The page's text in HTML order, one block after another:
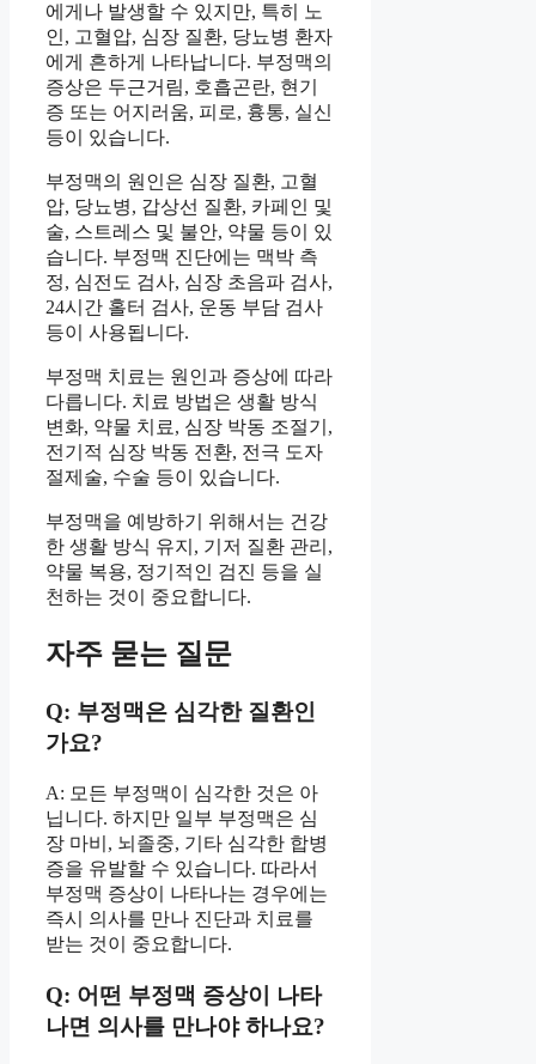
에게나 발생할 수 있지만, 특히 노
인, 고혈압, 심장 질환, 당뇨병 환자
에게 흔하게 나타납니다. 부정맥의
증상은 두근거림, 호흡곤란, 현기
증 또는 어지러움, 피로, 흉통, 실신
등이 있습니다.
부정맥의 원인은 심장 질환, 고혈
압, 당뇨병, 갑상선 질환, 카페인 및
술, 스트레스 및 불안, 약물 등이 있
습니다. 부정맥 진단에는 맥박 측
정, 심전도 검사, 심장 초음파 검사,
24시간 홀터 검사, 운동 부담 검사
등이 사용됩니다.
부정맥 치료는 원인과 증상에 따라
다릅니다. 치료 방법은 생활 방식
변화, 약물 치료, 심장 박동 조절기,
전기적 심장 박동 전환, 전극 도자
절제술, 수술 등이 있습니다.
부정맥을 예방하기 위해서는 건강
한 생활 방식 유지, 기저 질환 관리,
약물 복용, 정기적인 검진 등을 실
천하는 것이 중요합니다.
자주 묻는 질문
Q: 부정맥은 심각한 질환인
가요?
A: 모든 부정맥이 심각한 것은 아
닙니다. 하지만 일부 부정맥은 심
장 마비, 뇌졸중, 기타 심각한 합병
증을 유발할 수 있습니다. 따라서
부정맥 증상이 나타나는 경우에는
즉시 의사를 만나 진단과 치료를
받는 것이 중요합니다.
Q: 어떤 부정맥 증상이 나타
나면 의사를 만나야 하나요?